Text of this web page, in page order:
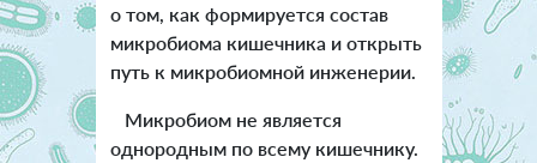
о том, как формируется состав
микробиома кишечника и открыть
путь к микробиомной инженерии.
Микробиом не является
однородным по всему кишечнику.